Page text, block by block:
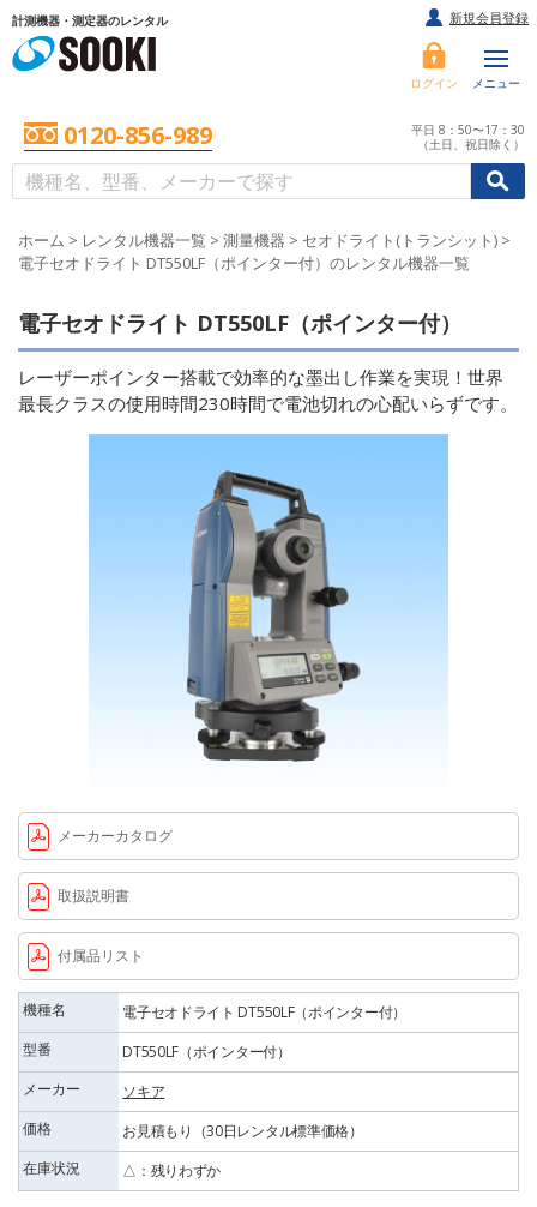
計測機器・測定器のレンタル
ログイン メニュー
0120-856-989
平日 8：50〜17：30
（土日、祝日除く）
//
新規会員登録
ホーム > レンタル機器一覧 > 測量機器 > セオドライト(トランシット) >
電子セオドライト DT550LF（ポインター付）のレンタル機器一覧
電子セオドライト DT550LF（ポインター付）
レーザーポインター搭載で効率的な墨出し作業を実現！世界
最長クラスの使用時間230時間で電池切れの心配いらずです。
メーカーカタログ
取扱説明書
付属品リスト
機種名
電子セオドライト DT550LF（ポインター付）
型番
DT550LF（ポインター付）
メーカー
ソキア
価格
お見積もり（30日レンタル標準価格）
在庫状況
△：残りわずか